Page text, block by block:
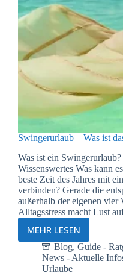
Swingerurlaub – Was ist
Was ist ein
Wissenswertes Was kann
beste Zeit des Jahres mit
verbinden? Gerade die
außerhalb der eigenen
Alltagsstress macht Lust
MEHR LESENSwingerurlaub
–
Was
Blog, Guide -
News - Aktuelle
Urlaube